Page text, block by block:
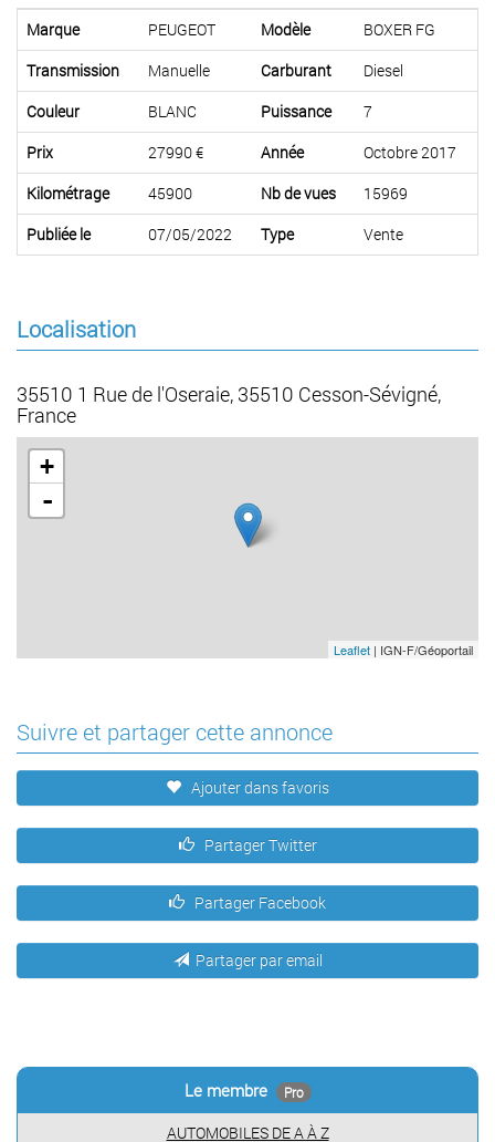
Marque PEUGEOT Modèle
BOXER FG
Transmission
Manuelle Carburant
Diesel
Couleur
BLANC Puissance
7
Prix
27990 € Année
Octobre 2017
Kilométrage
45900 Nb de vues
15969
Publiée le
07/05/2022 Type Vente
Localisation
35510 1 Rue de l'Oseraie, 35510 Cesson-Sévigné,
France
+
-
Leaflet | IGN-F/Géoportail
Suivre et partager cette annonce
Ajouter dans favoris
Partager Twitter
Partager Facebook
Partager par email
Le membre Pro
AUTOMOBILES DE A À Z